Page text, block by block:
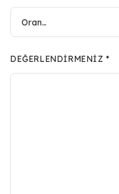
DEĞERLENDIRMENIZ*